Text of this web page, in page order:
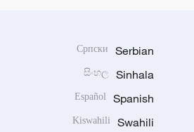
Serbian
Српски
Sinhala
සිංහල
Spanish
Español
Swahili
Kiswahili